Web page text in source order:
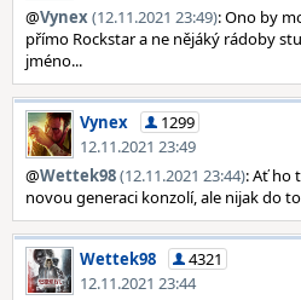
@Vynex(12.11.2021 23:49): Ono by
přímo Rockstar a ne nějáký rádoby
jméno...
Vynex
1299
12.11.2021 23:49
@Wettek98(12.11.2021 23:44): Ať ho
novou generaci konzolí, ale nijak do
Wettek98
4321
12.11.2021 23:44